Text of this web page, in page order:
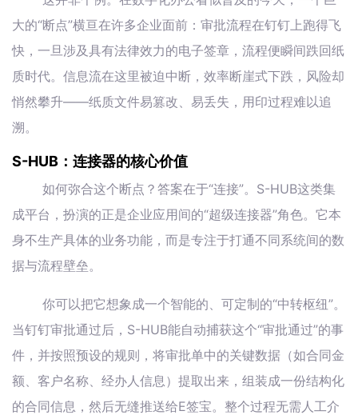
大的“断点”横亘在许多企业面前：审批流程在钉钉上跑得飞
快，一旦涉及具有法律效力的电子签章，流程便瞬间跌回纸
质时代。信息流在这里被迫中断，效率断崖式下跌，风险却
悄然攀升——纸质文件易篡改、易丢失，用印过程难以追
溯。
S-HUB：连接器的核心价值
如何弥合这个断点？答案在于“连接”。S-HUB这类集
成平台，扮演的正是企业应用间的“超级连接器”角色。它本
身不生产具体的业务功能，而是专注于打通不同系统间的数
据与流程壁垒。
你可以把它想象成一个智能的、可定制的“中转枢纽”。
当钉钉审批通过后，S-HUB能自动捕获这个“审批通过”的事
件，并按照预设的规则，将审批单中的关键数据（如合同金
额、客户名称、经办人信息）提取出来，组装成一份结构化
的合同信息，然后无缝推送给E签宝。整个过程无需人工介